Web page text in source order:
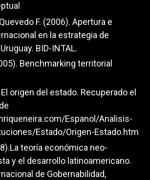
F. (2006). Apertura e
en la estrategia de
BID-INTAL.
Benchmarking territorial
origen del estado. Recuperado el
Espanol/Analisis-
Estado/Origen-Estado.htm
teoría económica neo-
y el desarrollo latinoamericano.
de Gobernabilidad,